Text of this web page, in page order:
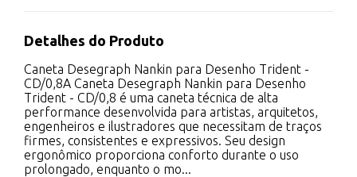
Detalhes do Produto
Caneta Desegraph Nankin para Desenho Trident -
CD/0,8A Caneta Desegraph Nankin para Desenho
Trident - CD/0,8 é uma caneta técnica de alta
performance desenvolvida para artistas, arquitetos,
engenheiros e ilustradores que necessitam de traços
firmes, consistentes e expressivos. Seu design
ergonômico proporciona conforto durante o uso
prolongado, enquanto o mo...